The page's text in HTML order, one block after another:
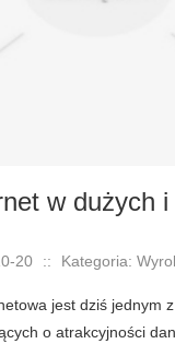
w dużych i
20 :: Kategoria:
jest dziś jednym
o atrakcyjności